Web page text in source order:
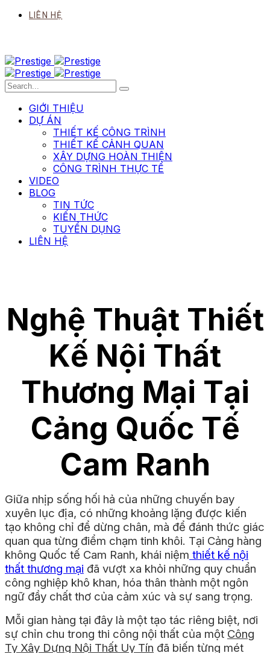
LIÊN HỆ
GIỚI THIỆU
DỰ ÁN
THIẾT KẾ CÔNG TRÌNH
THIẾT KẾ CẢNH QUAN
XÂY DỰNG HOÀN THIỆN
CÔNG TRÌNH THỰC TẾ
VIDEO
BLOG
TIN TỨC
KIẾN THỨC
TUYỂN DỤNG
LIÊN HỆ
Nghệ Thuật Thiết
Kế Nội Thất
Thương Mại Tại
Cảng Quốc Tế
Cam Ranh
Giữa nhịp sống hối hả của những chuyến bay
xuyên lục địa, có những khoảng lặng được kiến
tạo không chỉ để dừng chân, mà để đánh thức giác
quan qua từng điểm chạm tinh khôi. Tại Cảng hàng
không Quốc tế Cam Ranh, khái niệm thiết kế nội
thất thương mại đã vượt xa khỏi những quy chuẩn
công nghiệp khô khan, hóa thân thành một ngôn
ngữ đầy chất thơ của cảm xúc và sự sang trọng.
Mỗi gian hàng tại đây là một tạo tác riêng biệt, nơi
sự chỉn chu trong thi công nội thất của một Công
Ty Xây Dựng Nội Thất Uy Tín đã biến từng mét